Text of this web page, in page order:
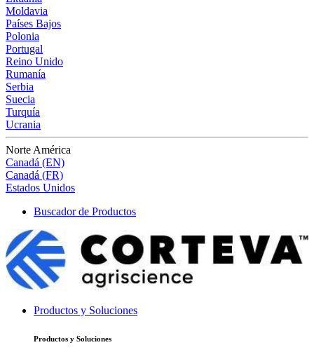
Moldavia
Países Bajos
Polonia
Portugal
Reino Unido
Rumanía
Serbia
Suecia
Turquía
Ucrania
Norte América
Canadá (EN)
Canadá (FR)
Estados Unidos
Buscador de Productos
Productos y Soluciones
Productos y Soluciones